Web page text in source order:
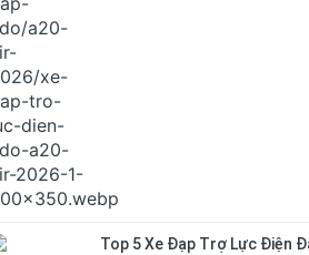
Top 5 Xe Đạp Trợ Lực Điện